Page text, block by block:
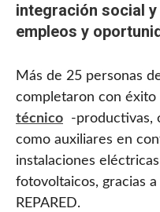
integración social
empleos y
Más de 25 personas
completaron con éxito
técnico
-productivas,
como auxiliares en
instalaciones
fotovoltaicos, gracias
REPARED.